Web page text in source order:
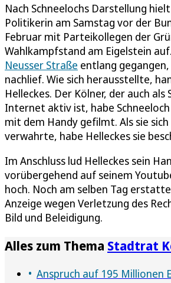
Nach Schneelochs Darstellung
Politikerin am Samstag vor der
Februar mit Parteikollegen der
Wahlkampfstand am Eigelstein
Neusser Straße entlang
nachlief. Wie sich herausstellte,
Helleckes. Der Kölner, der auch
Internet aktiv ist, habe
mit dem Handy gefilmt. Als sie
verwahrte, habe Helleckes sie
Im Anschluss lud Helleckes sein
vorübergehend auf seinem
hoch. Noch am selben Tag
Anzeige wegen Verletzung des
Bild und Beleidigung.
Alles zum Thema Stadtrat
Anspruch auf 195 Millionen